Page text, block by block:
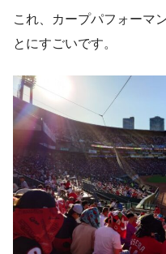
これ、カープパフォーマ
とにすごいです。